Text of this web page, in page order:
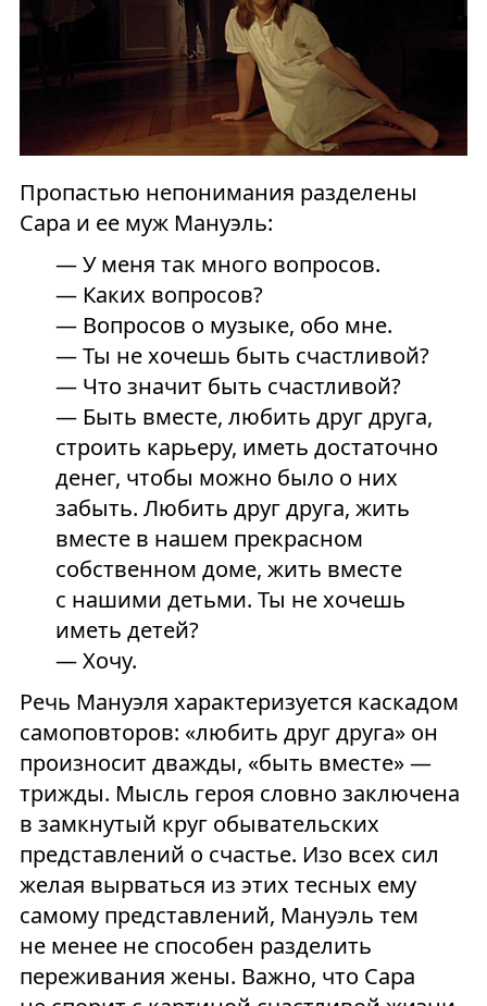
Пропастью непонимания разделены
Сара и ее муж Мануэль:
— У меня так много вопросов.
— Каких вопросов?
— Вопросов о музыке, обо мне.
— Ты не хочешь быть счастливой?
— Что значит быть счастливой?
— Быть вместе, любить друг друга,
строить карьеру, иметь достаточно
денег, чтобы можно было о них
забыть. Любить друг друга, жить
вместе в нашем прекрасном
собственном доме, жить вместе
с нашими детьми. Ты не хочешь
иметь детей?
— Хочу.
Речь Мануэля характеризуется каскадом
самоповторов: «любить друг друга» он
произносит дважды, «быть вместе» —
трижды. Мысль героя словно заключена
в замкнутый круг обывательских
представлений о счастье. Изо всех сил
желая вырваться из этих тесных ему
самому представлений, Мануэль тем
не менее не способен разделить
переживания жены. Важно, что Сара